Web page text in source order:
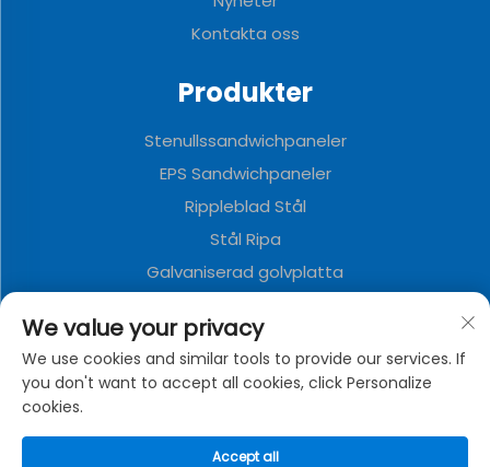
Kontakta oss
Produkter
Stenullssandwichpaneler
EPS Sandwichpaneler
Rippleblad Stål
Stål Ripa
Galvaniserad golvplatta
Metalldekorationstavla
Väggcontainerhus
OM FÖRETAGET
We value your privacy
We use cookies and similar tools to provide our services. If
you don't want to accept all cookies, click Personalize
cookies.
Accept all